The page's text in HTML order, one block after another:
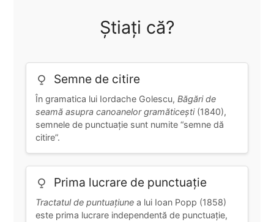
Știați că?
Semne de citire
În gramatica lui Iordache Golescu,Băgări de
seamă asupra canoanelor gramăticești(1840),
semnele de punctuație sunt numite “semne dă
citire”.
Prima lucrare de punctuație
Tractatul de puntuațiune a lui Ioan Popp (1858)
este prima lucrare independentă de punctuație,